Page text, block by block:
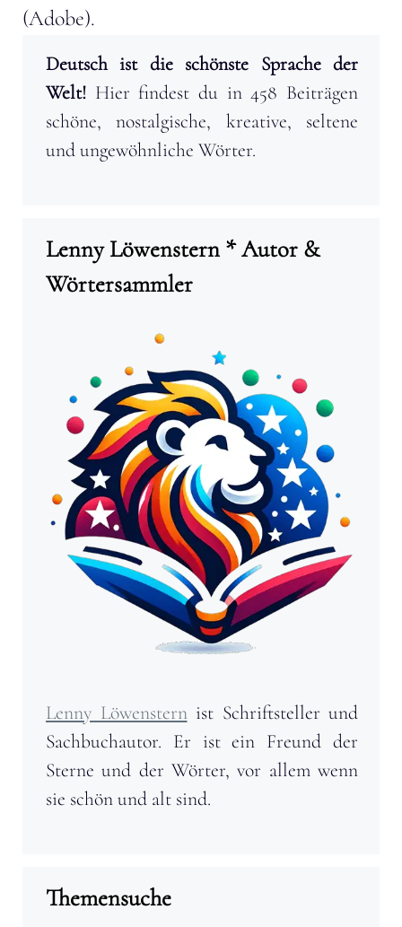
(Adobe).
Deutsch ist die schönste Sprache der
Welt! Hier findest du in 458 Beiträgen
schöne, nostalgische, kreative, seltene
und ungewöhnliche Wörter.
Lenny Löwenstern * Autor &
Wörtersammler
Lenny Löwensternist Schriftsteller und
Sachbuchautor. Er ist ein Freund der
Sterne und der Wörter, vor allem wenn
sie schön und alt sind.
Themensuche